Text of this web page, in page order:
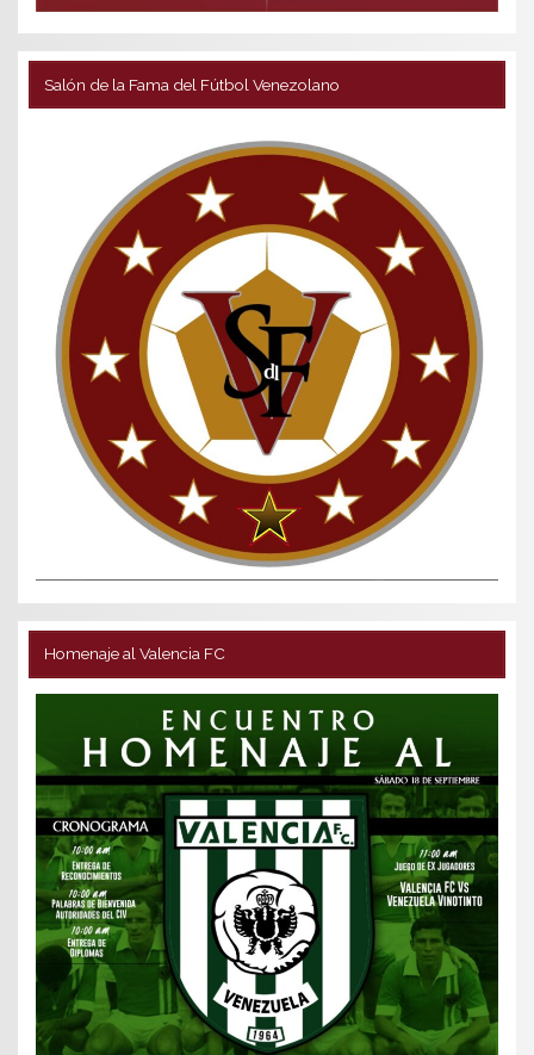
Salón de la Fama del Fútbol Venezolano
Homenaje al Valencia FC